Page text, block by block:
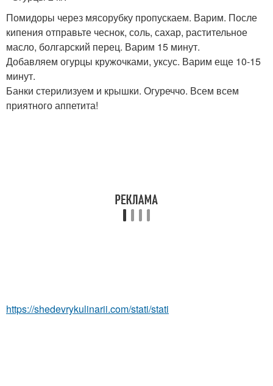
Помидоры через мясорубку пропускаем. Варим. После
кипения отправьте чеснок, соль, сахар, растительное
масло, болгарский перец. Варим 15 минут.
Добавляем огурцы кружочками, уксус. Варим еще 10-15
минут.
Банки стерилизуем и крышки. Огуреччо. Всем всем
приятного аппетита!
https://shedevrykulinarii.com/stati/stati